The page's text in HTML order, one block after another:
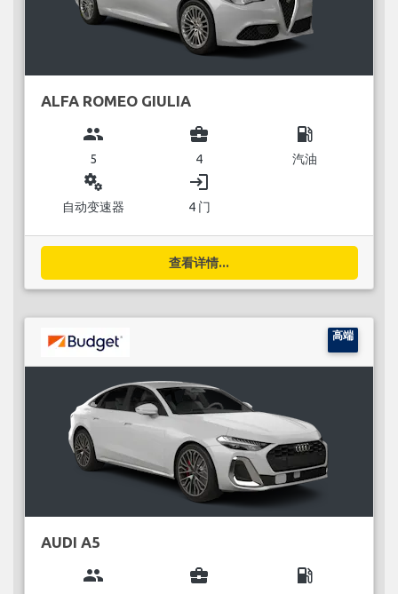
ALFA ROMEO GIULIA
group
5
business_center
4
local_gas_station
汽油
miscellaneous_services
自动变速器
login
4 门
查看详情...
高端
AUDI A5
group business_center local_gas_station